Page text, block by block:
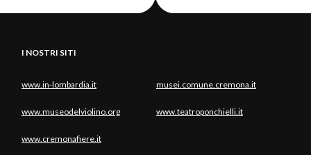
I NOSTRI SITI
www.in-lombardia.it musei.comune.cremona.it
www.museodelviolino.org www.teatroponchielli.it
www.cremonafiere.it